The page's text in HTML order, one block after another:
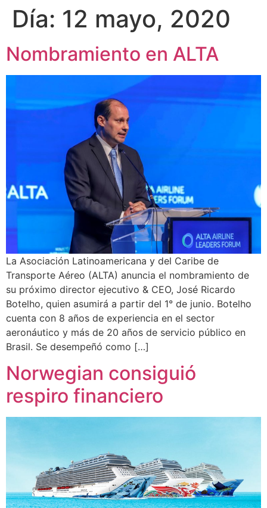
Día: 12 mayo, 2020
Nombramiento en ALTA
La Asociación Latinoamericana y del Caribe de
Transporte Aéreo (ALTA) anuncia el nombramiento de
su próximo director ejecutivo & CEO, José Ricardo
Botelho, quien asumirá a partir del 1° de junio. Botelho
cuenta con 8 años de experiencia en el sector
aeronáutico y más de 20 años de servicio público en
Brasil. Se desempeñó como […]
Norwegian consiguió
respiro financiero